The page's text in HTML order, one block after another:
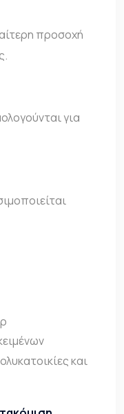
προσοχή
για
και